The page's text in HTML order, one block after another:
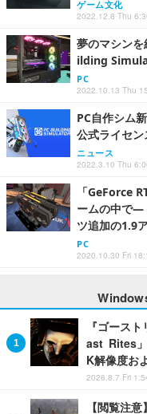
ゲーム文化
2022.12.8 Thu
夢のマシン
ilding
PC
2022.10.13 Thu
PC自作シム
公式ライセ
ニュース
2022.3.10 Thu
「GeForce
ームの中で
ツ追加の1.9
PC
2020.10.30 Fri
『ゴース
ast Rites
K解像度お
2026.8.7 Fri
【閲覧注